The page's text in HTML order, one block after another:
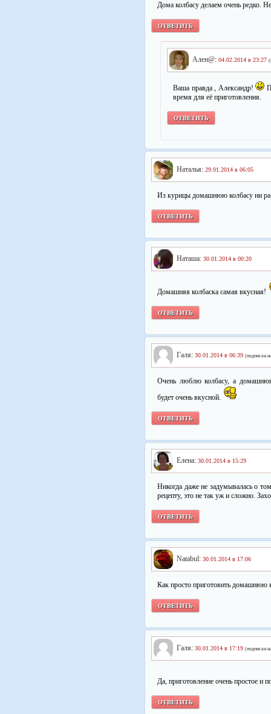
Дома колбасу делаем очень редко.
ОТВЕТИТЬ
Ален@: 04.02.2014 в 23:27
Ваша правда , Александр!
время для её приготовления.
ОТВЕТИТЬ
Наталья: 29.01.2014 в 06:05
Из курицы домашнюю колбасу ни
ОТВЕТИТЬ
Наташа: 30.01.2014 в 00:20
Домашняя колбаска самая вкусная!
ОТВЕТИТЬ
Галя: 30.01.2014 в 06:39 (подписан
Очень люблю колбасу, а
будет очень вкусной.
ОТВЕТИТЬ
Елена: 30.01.2014 в 15:29
Никогда даже не задумывалась о
рецепту, это не так уж и сложно.
ОТВЕТИТЬ
Natabul: 30.01.2014 в 17:06
Как просто приготовить домашнюю
ОТВЕТИТЬ
Галя: 30.01.2014 в 17:19 (подписан
Да, приготовление очень простое и
ОТВЕТИТЬ